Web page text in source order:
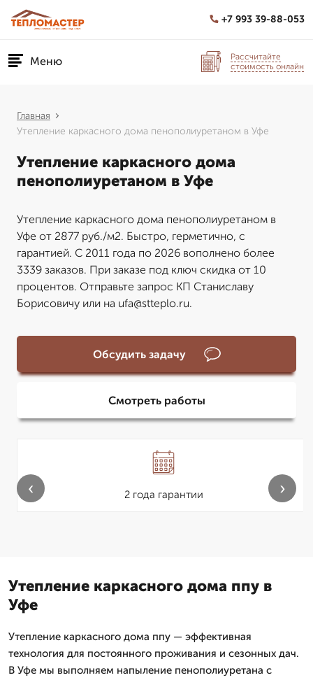
+7 993 39-88-053
Меню
Рассчитайте
стоимость онлайн
Главная
Утепление каркасного дома пенополиуретаном в Уфе
Утепление каркасного дома
пенополиуретаном в Уфе
Утепление каркасного дома пенополиуретаном в
Уфе от 2877 руб./м2. Быстро, герметично, с
гарантией. С 2011 года по 2026 вополнено более
3339 заказов. При заказе под ключ скидка от 10
процентов. Отправьте запрос КП Станиславу
Борисовичу или на ufa@stteplo.ru.
Обсудить задачу
Смотреть работы
2 года гарантии
‹ ›
Утепление каркасного дома ппу в
Уфе
Утепление каркасного дома ппу — эффективная
технология для постоянного проживания и сезонных дач.
В Уфе мы выполняем напыление пенополиуретана с